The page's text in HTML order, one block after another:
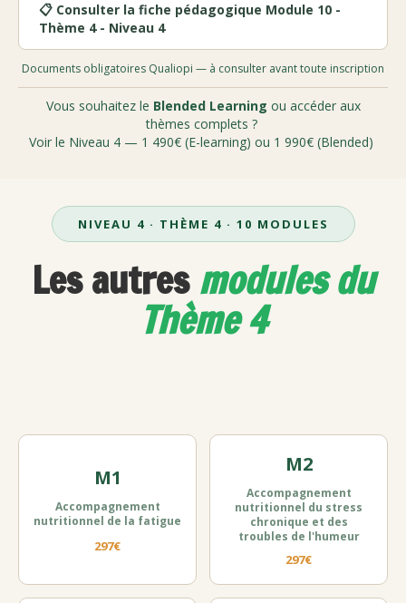
📋 Consulter la fiche pédagogique Module 10 -
Thème 4 - Niveau 4
Documents obligatoires Qualiopi — à consulter avant toute inscription
Vous souhaitez le Blended Learning ou accéder aux
thèmes complets ?
Voir le Niveau 4 — 1 490€ (E-learning) ou 1 990€ (Blended)
NIVEAU 4 · THÈME 4 · 10 MODULES
Les autresmodules du
Thème 4
M1
Accompagnement
nutritionnel de la fatigue
297€
M2
Accompagnement
nutritionnel du stress
chronique et des
troubles de l'humeur
297€